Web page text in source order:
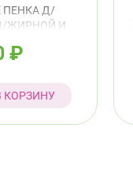
ПЕНКА Д/
ЖИРНОЙ И
160МЛ
₽
КОРЗИНУ